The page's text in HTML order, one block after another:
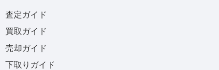
査定ガイド
買取ガイド
売却ガイド
下取りガイド